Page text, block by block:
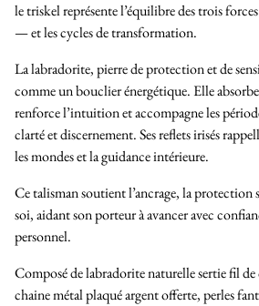
le triskel représente l’équilibre des trois
— et les cycles de transformation.
La labradorite, pierre de protection et de
comme un bouclier énergétique. Elle absorbe
renforce l’intuition et accompagne les
clarté et discernement. Ses reflets irisés
les mondes et la guidance intérieure.
Ce talisman soutient l’ancrage, la protection
soi, aidant son porteur à avancer avec
personnel.
Composé de labradorite naturelle sertie fil
chaine métal plaqué argent offerte, perles